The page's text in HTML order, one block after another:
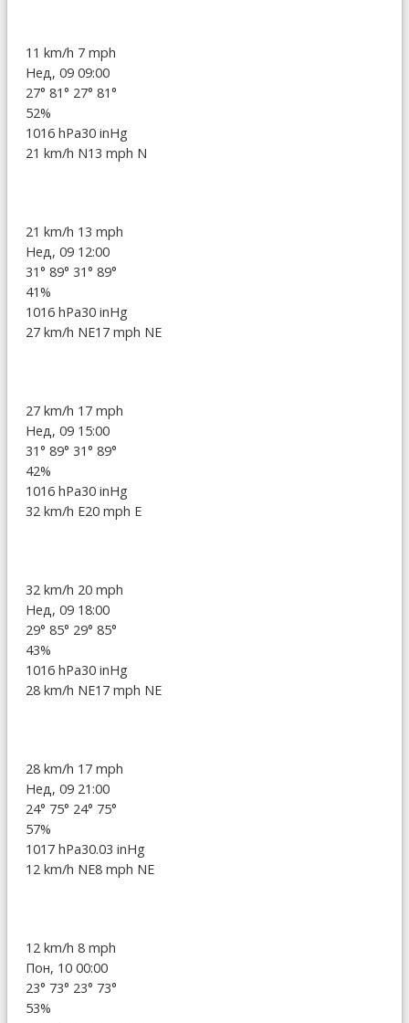
11 km/h 7 mph
Нед, 09 09:00
27° 81° 27° 81°
52%
1016 hPa30 inHg
21 km/h N13 mph N
21 km/h 13 mph
Нед, 09 12:00
31° 89° 31° 89°
41%
1016 hPa30 inHg
27 km/h NE17 mph NE
27 km/h 17 mph
Нед, 09 15:00
31° 89° 31° 89°
42%
1016 hPa30 inHg
32 km/h E20 mph E
32 km/h 20 mph
Нед, 09 18:00
29° 85° 29° 85°
43%
1016 hPa30 inHg
28 km/h NE17 mph NE
28 km/h 17 mph
Нед, 09 21:00
24° 75° 24° 75°
57%
1017 hPa30.03 inHg
12 km/h NE8 mph NE
12 km/h 8 mph
Пон, 10 00:00
23° 73° 23° 73°
53%